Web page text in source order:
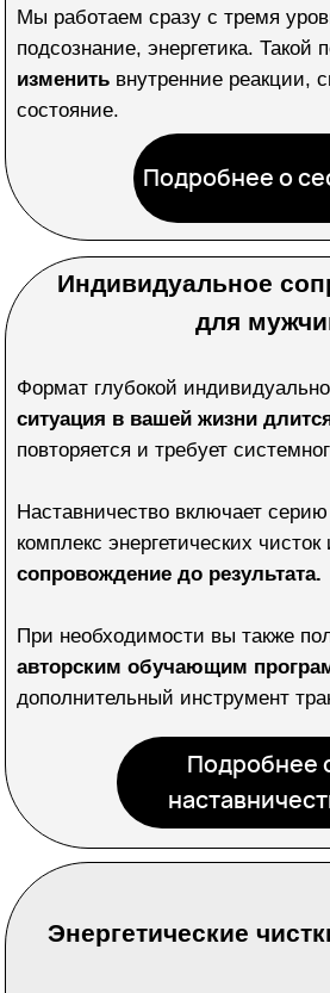
Энергетические чистки для
Индивидуальное
Формат глубокой индивидуальной работы,
ситуация в вашей жизни длится давно,
повторяется и требует системного подхода.
Наставничество включает серию консультаций,
комплекс энергетических чисток и
При необходимости вы также получаете
авторским обучающим программам— как
дополнительный инструмент трансформации.
энергетики и негативных программ. Чистка от
последствий стрессов, деструктивных
чистка каналов оттока + Энергетическая
Включает:
– Работа с кармическими отношениями
родовых каналов
– Устранение тяжёлых эмоциональных
упадка сил, тревожности
Работа с бизнес вопросами(защита,
гармонизация процессов, записка энергией
материализации, рост, развитие, удачные
Формат подбирается под ваш конкретный
может включать одну или несколько сессий.
Подробнее о
наставничестве